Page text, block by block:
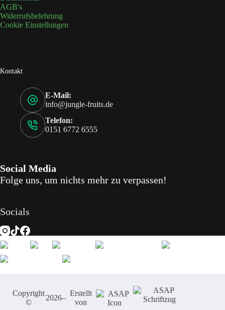
AGB's
Widerrufsbelehrung
Cookie Einstellungen
Kontakt
E-Mail:
info@jungle-fruits.de
Telefon:
0151 6772 6555
Social Media
Folge uns, um nichts mehr zu verpassen!
Socials
Copyright
©
2026–
Erstellt
von